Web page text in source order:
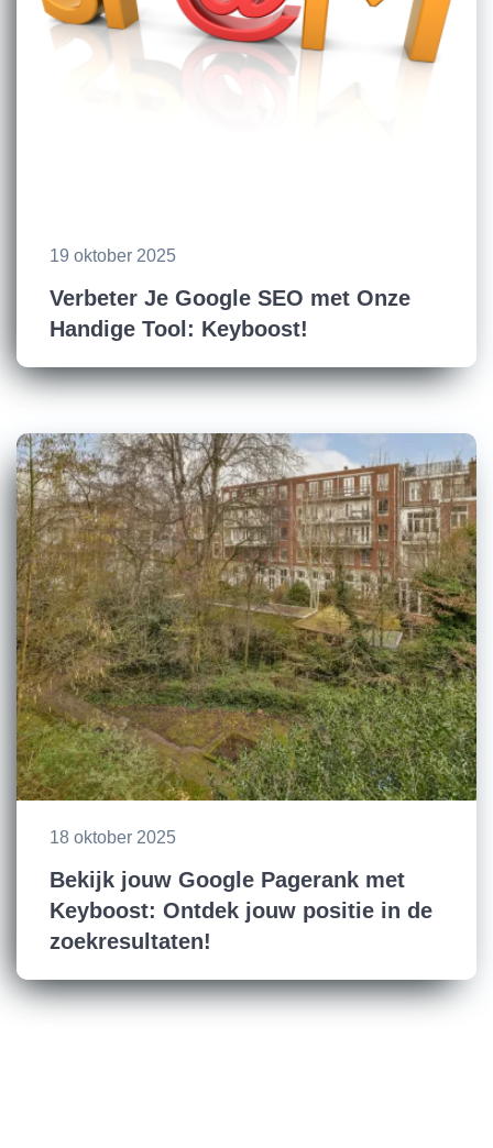
19 oktober 2025
Verbeter Je Google SEO met Onze
Handige Tool: Keyboost!
18 oktober 2025
Bekijk jouw Google Pagerank met
Keyboost: Ontdek jouw positie in de
zoekresultaten!